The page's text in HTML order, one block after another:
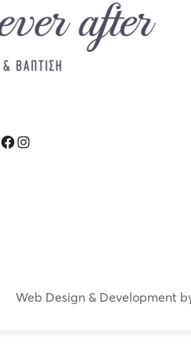
Facebook
Instagram
Web Design & Development